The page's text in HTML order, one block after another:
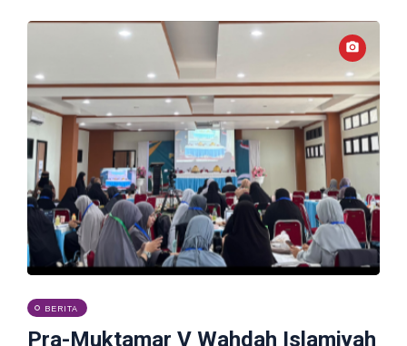
BERITA
Pra-Muktamar V Wahdah Islamiyah